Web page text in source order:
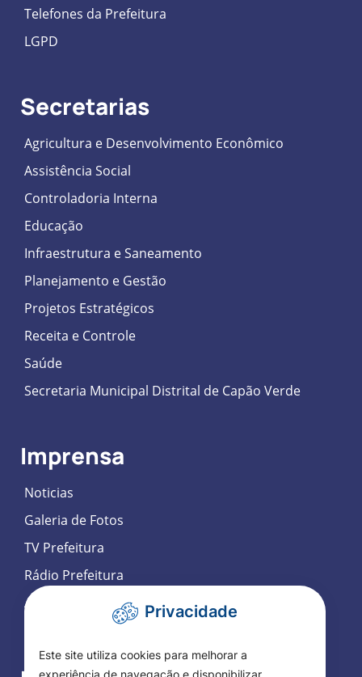
Telefones da Prefeitura
LGPD
Secretarias
Agricultura e Desenvolvimento Econômico
Assistência Social
Controladoria Interna
Educação
Infraestrutura e Saneamento
Planejamento e Gestão
Projetos Estratégicos
Receita e Controle
Saúde
Secretaria Municipal Distrital de Capão Verde
Imprensa
Noticias
Galeria de Fotos
TV Prefeitura
Rádio Prefeitura
Agenda de Eventos
Participação Social Eletrônica
Privacidade
Este site utiliza cookies para melhorar a
experiência de navegação e disponibilizar